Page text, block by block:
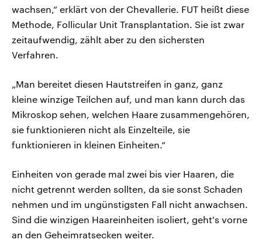
wachsen,“ erklärt von der Chevallerie. FUT heißt diese
Methode, Follicular Unit Transplantation. Sie ist zwar
zeitaufwendig, zählt aber zu den sichersten
Verfahren.
„Man bereitet diesen Hautstreifen in ganz, ganz
kleine winzige Teilchen auf, und man kann durch das
Mikroskop sehen, welchen Haare zusammengehören,
sie funktionieren nicht als Einzelteile, sie
funktionieren in kleinen Einheiten.“
Einheiten von gerade mal zwei bis vier Haaren, die
nicht getrennt werden sollten, da sie sonst Schaden
nehmen und im ungünstigsten Fall nicht anwachsen.
Sind die winzigen Haareinheiten isoliert, geht's vorne
an den Geheimratsecken weiter.